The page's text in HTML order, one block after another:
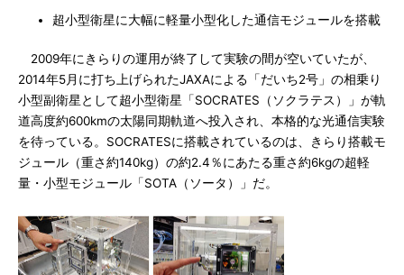
超小型衛星に大幅に軽量小型化した通信モジュールを搭載
2009年にきらりの運用が終了して実験の間が空いていたが、
2014年5月に打ち上げられたJAXAによる「だいち2号」の相乗り
小型副衛星として超小型衛星「SOCRATES（ソクラテス）」が軌
道高度約600kmの太陽同期軌道へ投入され、本格的な光通信実験
を待っている。SOCRATESに搭載されているのは、きらり搭載モ
ジュール（重さ約140kg）の約2.4％にあたる重さ約6kgの超軽
量・小型モジュール「SOTA（ソータ）」だ。